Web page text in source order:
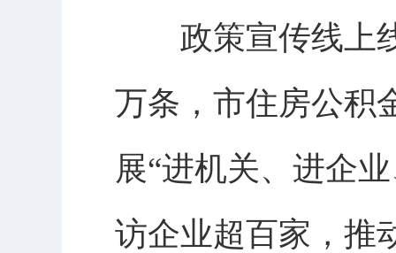
政策宣传线上线
万条，市住房公积
展“进机关、进企
访企业超百家，推